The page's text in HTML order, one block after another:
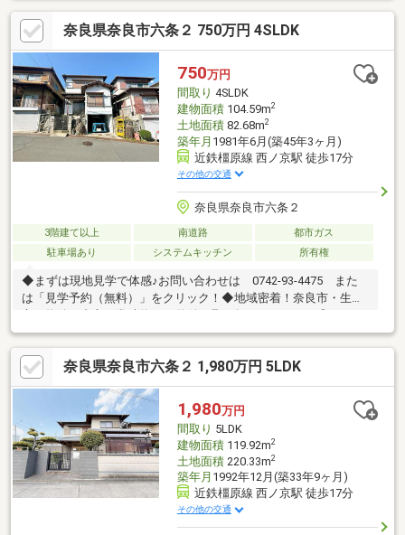
奈良県奈良市六条２ 750万円 4SLDK
750万円
間取り 4SLDK
建物面積104.59m2
土地面積82.68m2
築年月 1981年6月(築45年3ヶ月)
近鉄橿原線 西ノ京駅 徒歩17分
その他の交通
奈良県奈良市六条２
3階建て以上 南道路
都市ガス
駐車場あり
システムキッチン 所有権
◆まずは現地見学で体感♪お問い合わせは 0742-93-4475 また
は「見学予約（無料）」をクリック！◆地域密着！奈良市・生駒
市の物件を中心に常時約2000物件を取り扱っております◎インタ
ーネット未公開物件も多数！奈良・生駒エリアでお探しの方は当
社へお問合せ下さい♪◆お住替えの方/売却検討の方必見！当社で
は1社完結でお住替えをサポート。売却～購入～引越までスムーズ
に☆ ◆住宅ローンのご相談もお任せ下さい！お勤め先や勤続年
数、ご年収等により、借り入れ可能な金融機関は異なります。専
任の住宅ローンアドバイザーがお客様に合った最適な金融機関を
ご紹介します！
奈良県奈良市六条２ 1,980万円 5LDK
1,980万円
間取り 5LDK
建物面積119.92m2
土地面積220.33m2
築年月 1992年12月(築33年9ヶ月)
近鉄橿原線 西ノ京駅 徒歩17分
その他の交通